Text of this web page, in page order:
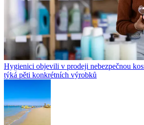
Hygienici objevili v prodeji nebezpečnou
týká pěti konkrétních výrobků